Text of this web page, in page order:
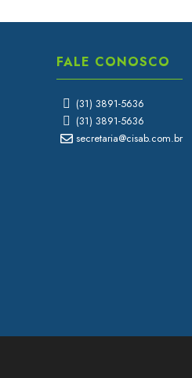
FALE CONOSCO
(31) 3891-5636
(31) 3891-5636
secretaria@cisab.com.br